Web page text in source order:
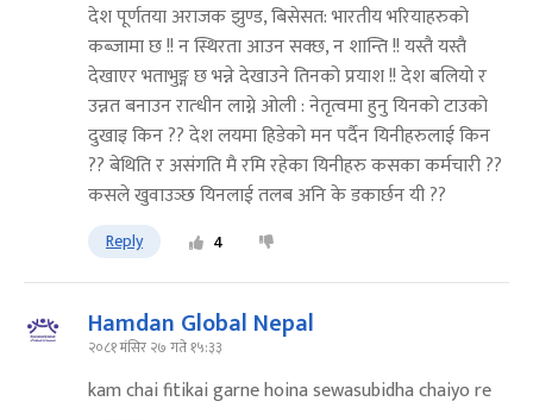
देश पूर्णतया अराजक झुण्ड, बिसेसत: भारतीय भरियाहरुको
कब्जामा छ !! न स्थिरता आउन सक्छ, न शान्ति !! यस्तै यस्तै
देखाएर भताभुङ्ग छ भन्ने देखाउने तिनको प्रयाश !! देश बलियो र
उन्नत बनाउन रात्धीन लाग्ने ओली : नेतृत्वमा हुनु यिनको टाउको
दुखाइ किन ?? देश लयमा हिडेको मन पर्दैन यिनीहरुलाई किन
?? बेथिति र असंगति मै रमि रहेका यिनीहरु कसका कर्मचारी ??
कसले खुवाउञ्छ यिनलाई तलब अनि के डकार्छन यी ??
Reply 4
Hamdan Global Nepal
२०८१ मंसिर २७ गते १५:३३
kam chai fitikai garne hoina sewasubidha chaiyo re